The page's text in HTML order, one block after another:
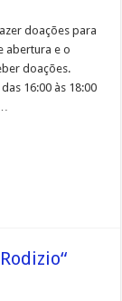
doações para
abertura e o
doações.
16:00 às 18:00